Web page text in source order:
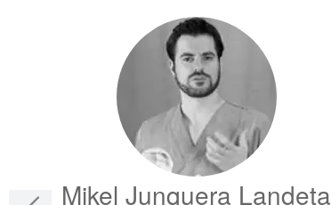
Mikel Junquera Landeta